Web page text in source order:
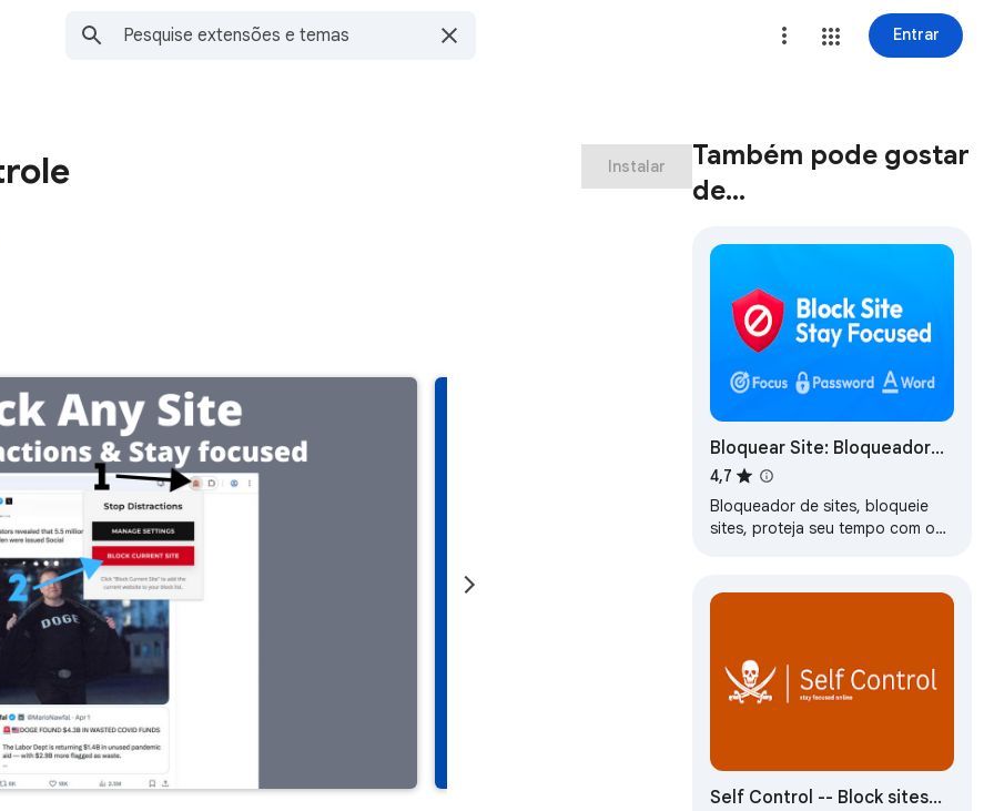
Entrar
Instalar
Também pode gostar
de…
Bloquear Site: Bloqueador
de Site e Modo de Foco
4,7
Bloqueador de sites, bloqueie
sites, proteja seu tempo com o
proteção por senha…
Self Control -- Block sites